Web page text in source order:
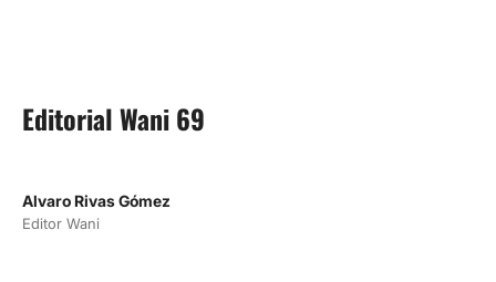
Editorial Wani 69
Alvaro Rivas Gómez
Editor Wani